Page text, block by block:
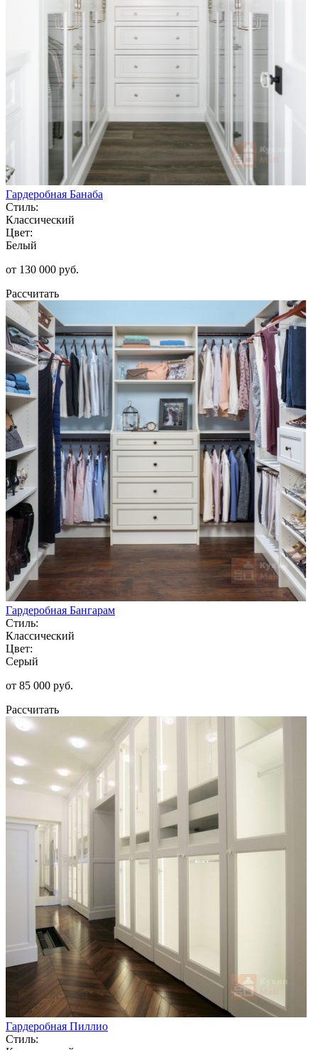
Гардеробная Банаба
Стиль:
Классический
Цвет:
Белый
от 130 000 руб.
Рассчитать
Гардеробная Бангарам
Стиль:
Классический
Цвет:
Серый
от 85 000 руб.
Рассчитать
Гардеробная Пиллио
Стиль: